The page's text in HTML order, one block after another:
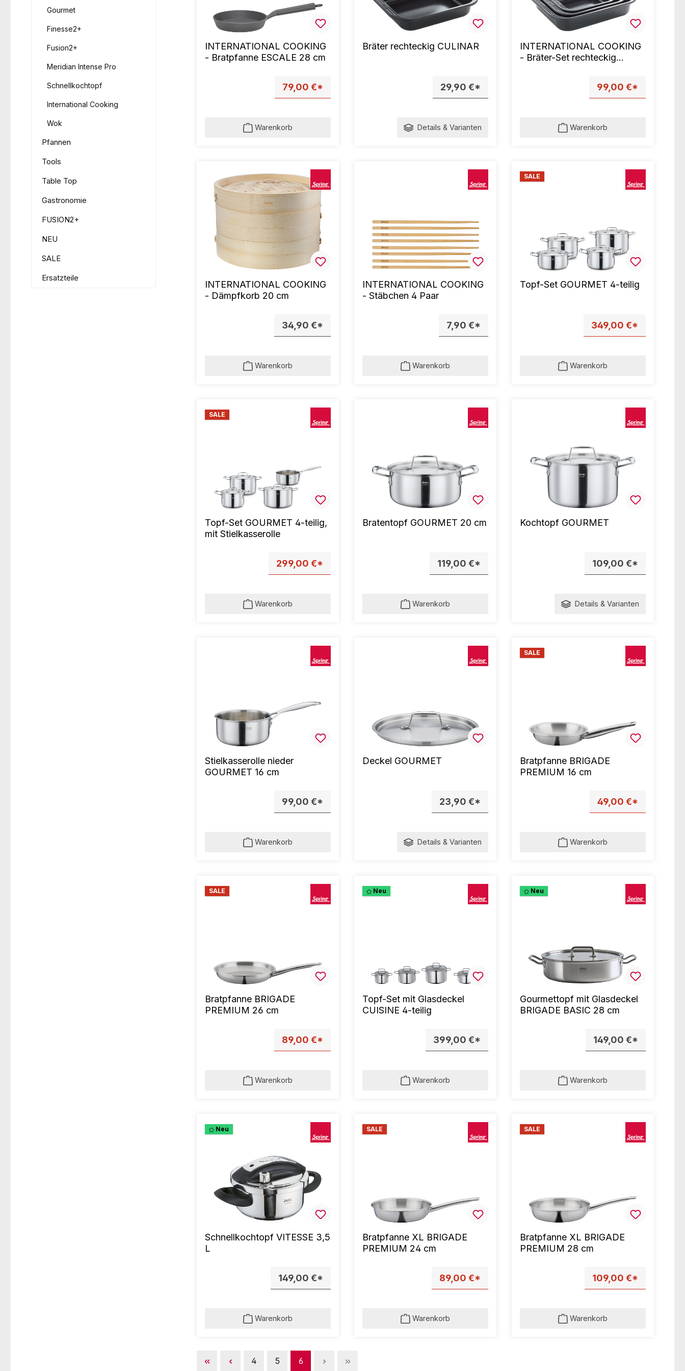
Gourmet
Finesse2+
Fusion2+
Meridian Intense Pro
Schnellkochtopf
International Cooking
Wok
Pfannen
Tools
Table Top
Gastronomie
FUSION2+
NEU
SALE
Ersatzteile
INTERNATIONAL COOKING
- Bratpfanne ESCALE 28 cm
79,00 €*
Warenkorb
Bräter rechteckig CULINAR
29,90 €*
Details & Varianten
INTERNATIONAL COOKING
- Bräter-Set rechteckig
99,00 €*
Warenkorb
INTERNATIONAL COOKING
- Dämpfkorb 20 cm
34,90 €*
Warenkorb
INTERNATIONAL COOKING
- Stäbchen 4 Paar
7,90 €*
Warenkorb
SALE
Topf-Set GOURMET 4-teilig
349,00 €*
Warenkorb
SALE
Topf-Set GOURMET 4-teilig,
mit Stielkasserolle
299,00 €*
Warenkorb
Bratentopf GOURMET 20 cm
119,00 €*
Warenkorb
Kochtopf GOURMET
109,00 €*
Details & Varianten
Stielkasserolle nieder
GOURMET 16 cm
99,00 €*
Warenkorb
Deckel GOURMET
23,90 €*
Details & Varianten
SALE
Bratpfanne BRIGADE
PREMIUM 16 cm
49,00 €*
Warenkorb
SALE
Bratpfanne BRIGADE
PREMIUM 26 cm
89,00 €*
Warenkorb
Neu
Topf-Set mit Glasdeckel
CUISINE 4-teilig
399,00 €*
Warenkorb
Neu
Gourmettopf mit Glasdeckel
BRIGADE BASIC 28 cm
149,00 €*
Warenkorb
Neu
Schnellkochtopf VITESSE 3,5
L
149,00 €*
Warenkorb
SALE
Bratpfanne XL BRIGADE
PREMIUM 24 cm
89,00 €*
Warenkorb
SALE
Bratpfanne XL BRIGADE
PREMIUM 28 cm
109,00 €*
Warenkorb
Seite
4 Seite
5 Seite
6